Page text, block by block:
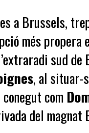
a Brussels,
més propera
sud
, al situar-
com
del magnat